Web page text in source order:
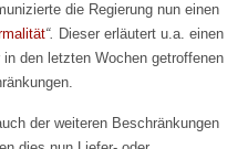
die Regierung nun einen
“. Dieser erläutert u.a. einen
den letzten Wochen getroffenen
der weiteren Beschränkungen